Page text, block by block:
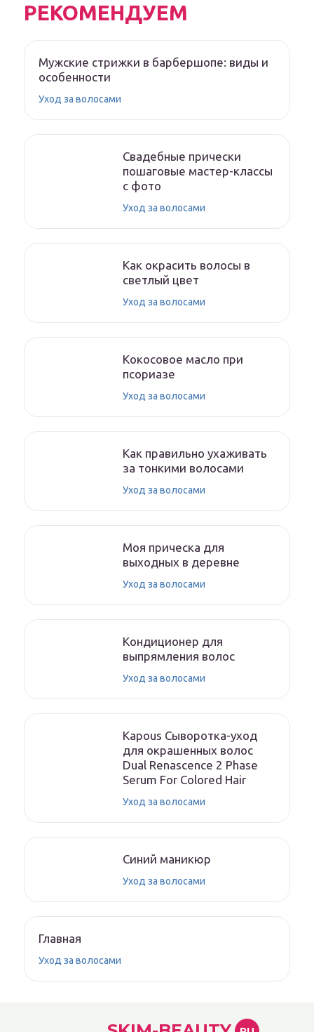
РЕКОМЕНДУЕМ
Мужские стрижки в барбершопе: виды и
особенности
Уход за волосами
Свадебные прически
пошаговые мастер-классы
с фото
Уход за волосами
Как окрасить волосы в
светлый цвет
Уход за волосами
Кокосовое масло при
псориазе
Уход за волосами
Как правильно ухаживать
за тонкими волосами
Уход за волосами
Моя прическа для
выходных в деревне
Уход за волосами
Кондиционер для
выпрямления волос
Уход за волосами
Kapous Сыворотка-уход
для окрашенных волос
Dual Renascence 2 Phase
Serum For Colored Hair
Уход за волосами
Синий маникюр
Уход за волосами
Главная
Уход за волосами